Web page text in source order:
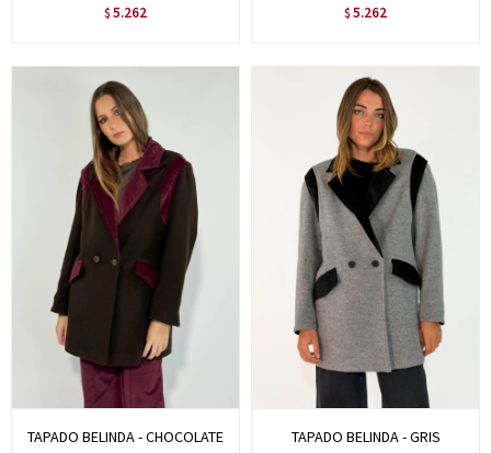
$ 5.262 $ 5.262
TAPADO BELINDA - CHOCOLATE TAPADO BELINDA - GRIS